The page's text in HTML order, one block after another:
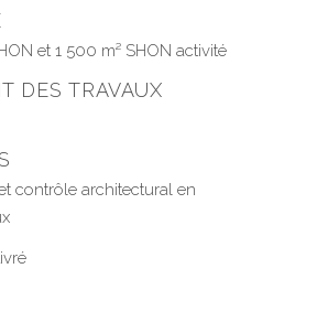
et 1 500 m² SHON activité
DES TRAVAUX
contrôle architectural en